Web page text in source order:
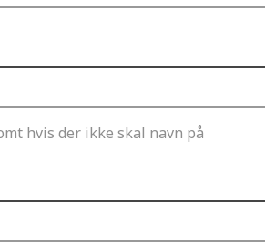
hvis der ikke skal navn på